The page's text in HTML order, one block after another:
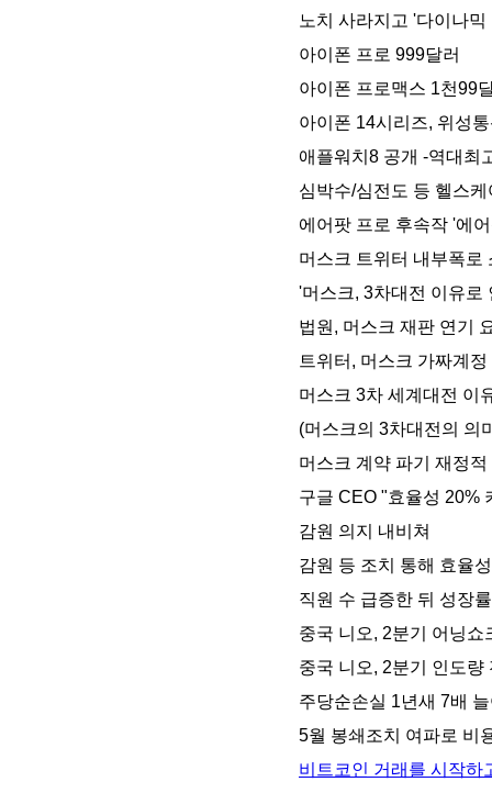
노치 사라지고 '다이나
아이폰 프로 999달러
아이폰 프로맥스 1천99
아이폰 14시리즈, 위성
애플워치8 공개 -역대최
심박수/심전도 등 헬스
에어팟 프로 후속작 '에
머스크 트위터 내부폭로
'머스크, 3차대전 이유로
법원, 머스크 재판 연기
트위터, 머스크 가짜계
머스크 3차 세계대전 이
(머스크의 3차대전의 의
머스크 계약 파기 재정
구글 CEO "효율성 20%
감원 의지 내비쳐
감원 등 조치 통해 효율
직원 수 급증한 뒤 성장
중국 니오, 2분기 어닝쇼
중국 니오, 2분기 인도
주당순손실 1년새 7배
5월 봉쇄조치 여파로 비
비트코인 거래를 시작하